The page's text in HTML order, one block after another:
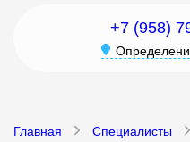
+7 (958)
Главная Специалисты